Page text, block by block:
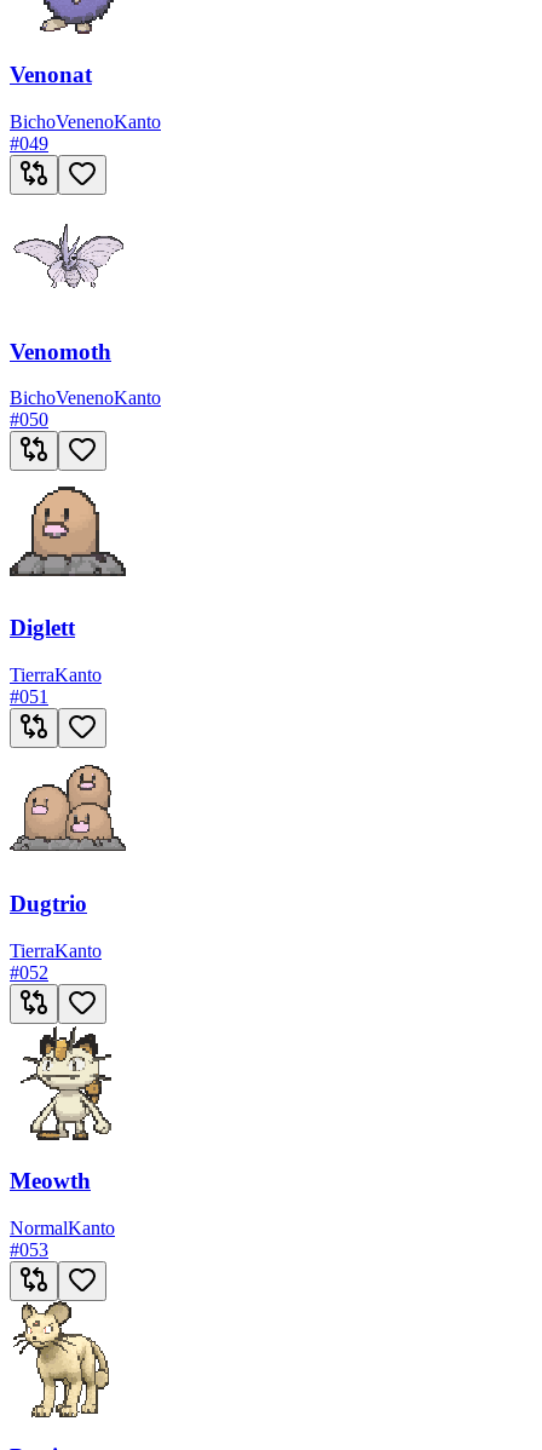
Venonat
BichoVenenoKanto
#049
Venomoth
BichoVenenoKanto
#050
Diglett
TierraKanto
#051
Dugtrio
TierraKanto
#052
Meowth
NormalKanto
#053